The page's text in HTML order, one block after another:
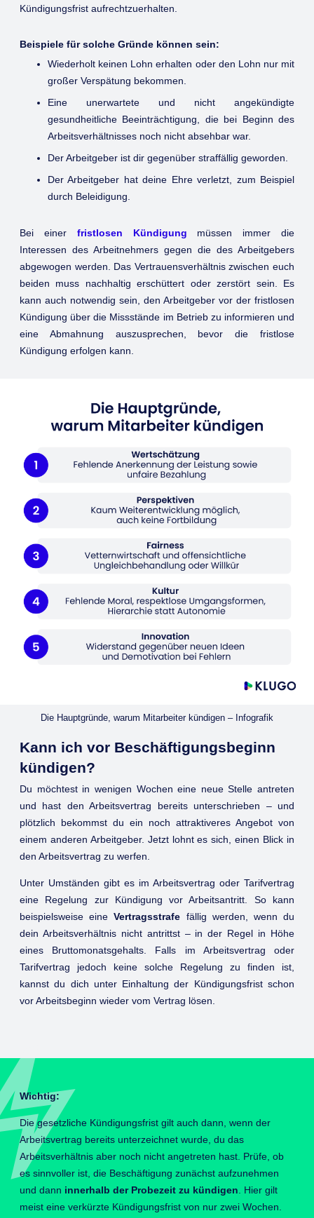
Kündigungsfrist aufrechtzuerhalten.
Beispiele für solche Gründe können sein:
Wiederholt keinen Lohn erhalten oder den Lohn nur mit
großer Verspätung bekommen.
Eine unerwartete und nicht angekündigte
gesundheitliche Beeinträchtigung, die bei Beginn des
Arbeitsverhältnisses noch nicht absehbar war.
Der Arbeitgeber ist dir gegenüber straffällig geworden.
Der Arbeitgeber hat deine Ehre verletzt, zum Beispiel
durch Beleidigung.
Bei einer fristlosen Kündigung müssen immer die
Interessen des Arbeitnehmers gegen die des Arbeitgebers
abgewogen werden. Das Vertrauensverhältnis zwischen euch
beiden muss nachhaltig erschüttert oder zerstört sein. Es
kann auch notwendig sein, den Arbeitgeber vor der fristlosen
Kündigung über die Missstände im Betrieb zu informieren und
eine Abmahnung auszusprechen, bevor die fristlose
Kündigung erfolgen kann.
Die Hauptgründe, warum Mitarbeiter kündigen – Infografik
Kann ich vor Beschäftigungsbeginn
kündigen?
Du möchtest in wenigen Wochen eine neue Stelle antreten
und hast den Arbeitsvertrag bereits unterschrieben – und
plötzlich bekommst du ein noch attraktiveres Angebot von
einem anderen Arbeitgeber. Jetzt lohnt es sich, einen Blick in
den Arbeitsvertrag zu werfen.
Unter Umständen gibt es im Arbeitsvertrag oder Tarifvertrag
eine Regelung zur Kündigung vor Arbeitsantritt. So kann
beispielsweise eineVertragsstrafe fällig werden, wenn du
dein Arbeitsverhältnis nicht antrittst – in der Regel in Höhe
eines Bruttomonatsgehalts. Falls im Arbeitsvertrag oder
Tarifvertrag jedoch keine solche Regelung zu finden ist,
kannst du dich unter Einhaltung der Kündigungsfrist schon
vor Arbeitsbeginn wieder vom Vertrag lösen.
Wichtig:
Die gesetzliche Kündigungsfrist gilt auch dann, wenn der
Arbeitsvertrag bereits unterzeichnet wurde, du das
Arbeitsverhältnis aber noch nicht angetreten hast. Prüfe, ob
es sinnvoller ist, die Beschäftigung zunächst aufzunehmen
und dann innerhalb der Probezeit zu kündigen . Hier gilt
meist eine verkürzte Kündigungsfrist von nur zwei Wochen.